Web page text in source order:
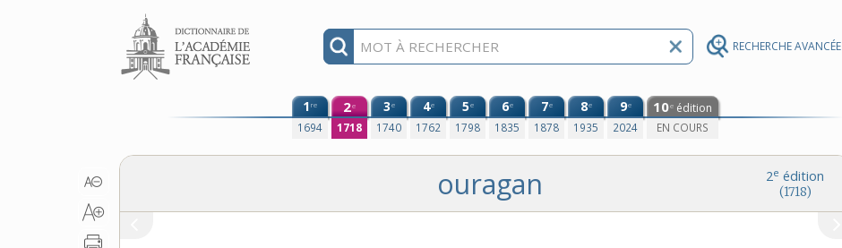
RECHERCHE AVANCÉE
Aller au contenu
1re
1694
2e
1718
3e
1740
4e
1762
5e
1798
6e
1835
7e
1878
8e
1935
9e
2024
10e édition
EN COURS
2e édition
(1718)
ouragan